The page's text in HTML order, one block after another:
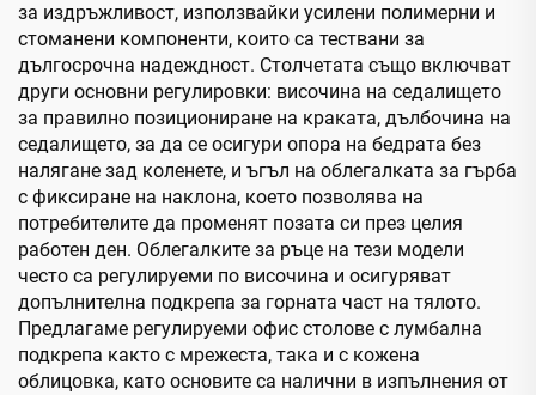
за издръжливост, използвайки усилени полимерни и
стоманени компоненти, които са тествани за
дългосрочна надеждност. Столчетата също включват
други основни регулировки: височина на седалището
за правилно позициониране на краката, дълбочина на
седалището, за да се осигури опора на бедрата без
налягане зад коленете, и ъгъл на облегалката за гърба
с фиксиране на наклона, което позволява на
потребителите да променят позата си през целия
работен ден. Облегалките за ръце на тези модели
често са регулируеми по височина и осигуряват
допълнителна подкрепа за горната част на тялото.
Предлагаме регулируеми офис столове с лумбална
подкрепа както с мрежеста, така и с кожена
облицовка, като основите са налични в изпълнения от